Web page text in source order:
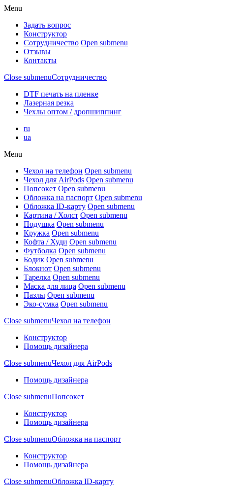
Menu
Задать вопрос
Конструктор
Сотрудничество Open submenu
Отзывы
Контакты
Close submenuСотрудничество
DTF печать на пленке
Лазерная резка
Чехлы оптом / дропшиппинг
ru
ua
Menu
Чехол на телефон Open submenu
Чехол для AirPods Open submenu
Попсокет Open submenu
Обложка на паспорт Open submenu
Обложка ID-карту Open submenu
Картина / Холст Open submenu
Подушка Open submenu
Кружка Open submenu
Кофта / Худи Open submenu
Футболка Open submenu
Бодик Open submenu
Блокнот Open submenu
Тарелка Open submenu
Маска для лица Open submenu
Пазлы Open submenu
Эко-сумка Open submenu
Close submenuЧехол на телефон
Конструктор
Помощь дизайнера
Close submenuЧехол для AirPods
Помощь дизайнера
Close submenuПопсокет
Конструктор
Помощь дизайнера
Close submenuОбложка на паспорт
Конструктор
Помощь дизайнера
Close submenuОбложка ID-карту